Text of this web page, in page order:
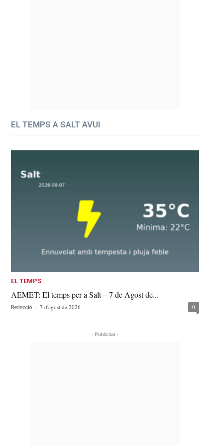
EL TEMPS A SALT AVUI
EL TEMPS
AEMET: El temps per a Salt – 7 de Agost de...
Redacció - 7 d'agost de 2026 0
- Publicitat -